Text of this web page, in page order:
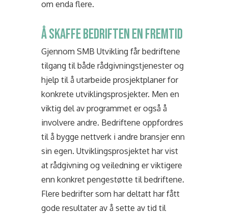
om enda flere.
Å SKAFFE BEDRIFTEN EN FREMTID
Gjennom SMB Utvikling får bedriftene
tilgang til både rådgivningstjenester og
hjelp til å utarbeide prosjektplaner for
konkrete utviklingsprosjekter. Men en
viktig del av programmet er også å
involvere andre. Bedriftene oppfordres
til å bygge nettverk i andre bransjer enn
sin egen. Utviklingsprosjektet har vist
at rådgivning og veiledning er viktigere
enn konkret pengestøtte til bedriftene.
Flere bedrifter som har deltatt har fått
gode resultater av å sette av tid til